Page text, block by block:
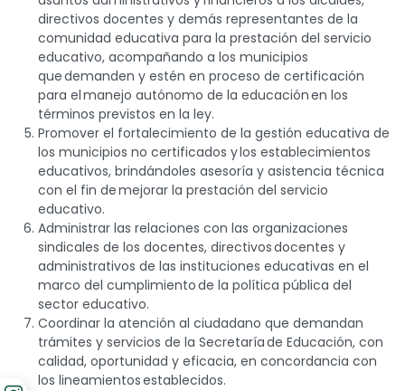
directivos docentes y demás representantes de la
comunidad educativa para la prestación del servicio
educativo, acompañando a los municipios
que demanden y estén en proceso de certificación
para el manejo autónomo de la educación en los
términos previstos en la ley.
Promover el fortalecimiento de la gestión educativa de
los municipios no certificados y los establecimientos
educativos, brindándoles asesoría y asistencia técnica
con el fin de mejorar la prestación del servicio
educativo.
Administrar las relaciones con las organizaciones
sindicales de los docentes, directivos docentes y
administrativos de las instituciones educativas en el
marco del cumplimiento de la política pública del
sector educativo.
Coordinar la atención al ciudadano que demandan
trámites y servicios de la Secretaría de Educación, con
calidad, oportunidad y eficacia, en concordancia con
los lineamientos establecidos.